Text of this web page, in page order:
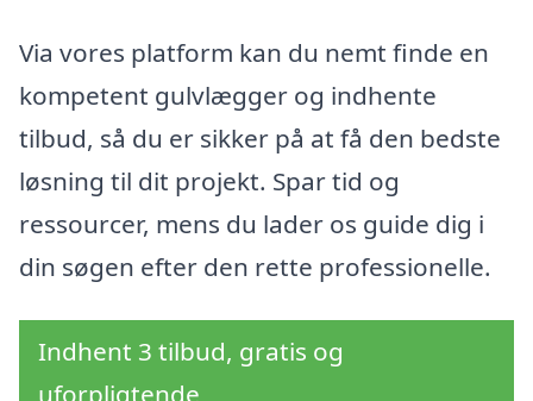
Via vores platform kan du nemt finde en
kompetent gulvlægger og indhente
tilbud, så du er sikker på at få den bedste
løsning til dit projekt. Spar tid og
ressourcer, mens du lader os guide dig i
din søgen efter den rette professionelle.
Indhent 3 tilbud, gratis og
uforpligtende